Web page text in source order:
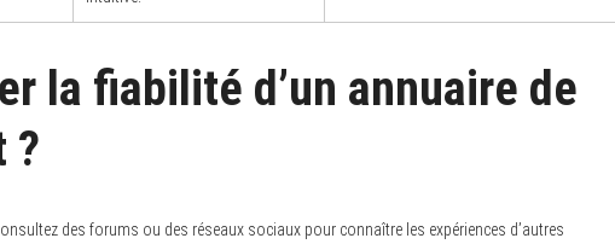
la fiabilité d’un annuaire de
?
des forums ou des réseaux sociaux pour connaître les expériences d’autres